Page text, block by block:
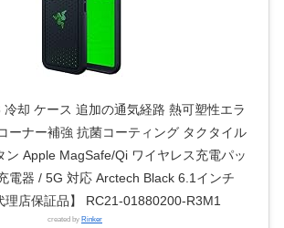
却 ケース 追加の通気経路 熱可塑性エラ
ーナー補強 抗菌コーティング タクタイル
ン Apple MagSafe/Qi ワイヤレス充電パッ
電器 / 5G 対応 Arctech Black 6.1インチ
理店保証品】 RC21-01880200-R3M1
created by Rinker